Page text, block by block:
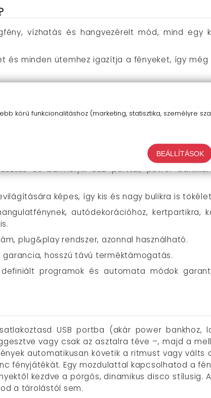
vízhatás és hangvezérelt mód, mind egy
és minden ütemhez igazítja a fényeket, így még
élénk színek, többféle kombináció, hogy
fényrutinok között, szabályozhatod a
helyiségben vagy kültéren könnyen
és bármelyik USB porttal, power
képes, így kis és nagy bulikra is
autódekorációhoz, kertpartikra,
plug&play rendszer, azonnal használható.
garancia, hosszú távú terméktámogatás.
programok és automata módok
USB portba (akár power bankhoz,
vagy csak az asztalra téve –, majd a
automatikusan követik a ritmust vagy válts
fényjátékát. Egy mozdulattal kapcsolhatod a
kezdve a pörgős, dinamikus disco stílusig.
a tárolástól sem.
körű funkcionalitáshoz (marketing, statisztika, személyre
BEÁLLÍTÁSOK